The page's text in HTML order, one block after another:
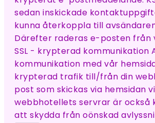
sedan inskickade
kunna återkoppla till
Därefter raderas e-posten från
SSL - krypterad kommunikation
kommunikation med vår
krypterad trafik till/från din
post som skickas via hemsidan
webbhotellets servrar är också
att skydda från oönskad